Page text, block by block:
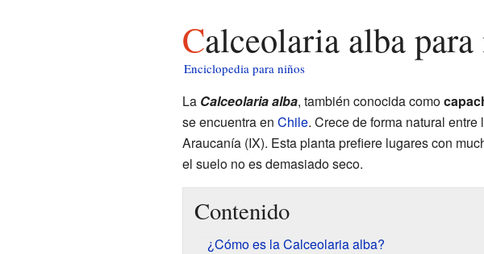
Calceolaria alba
Enciclopedia para niños
La Calceolaria alba, también conocida como
se encuentra en Chile. Crece de forma natural
Araucanía (IX). Esta planta prefiere lugares con
el suelo no es demasiado seco.
Contenido
¿Cómo es la Calceolaria alba?